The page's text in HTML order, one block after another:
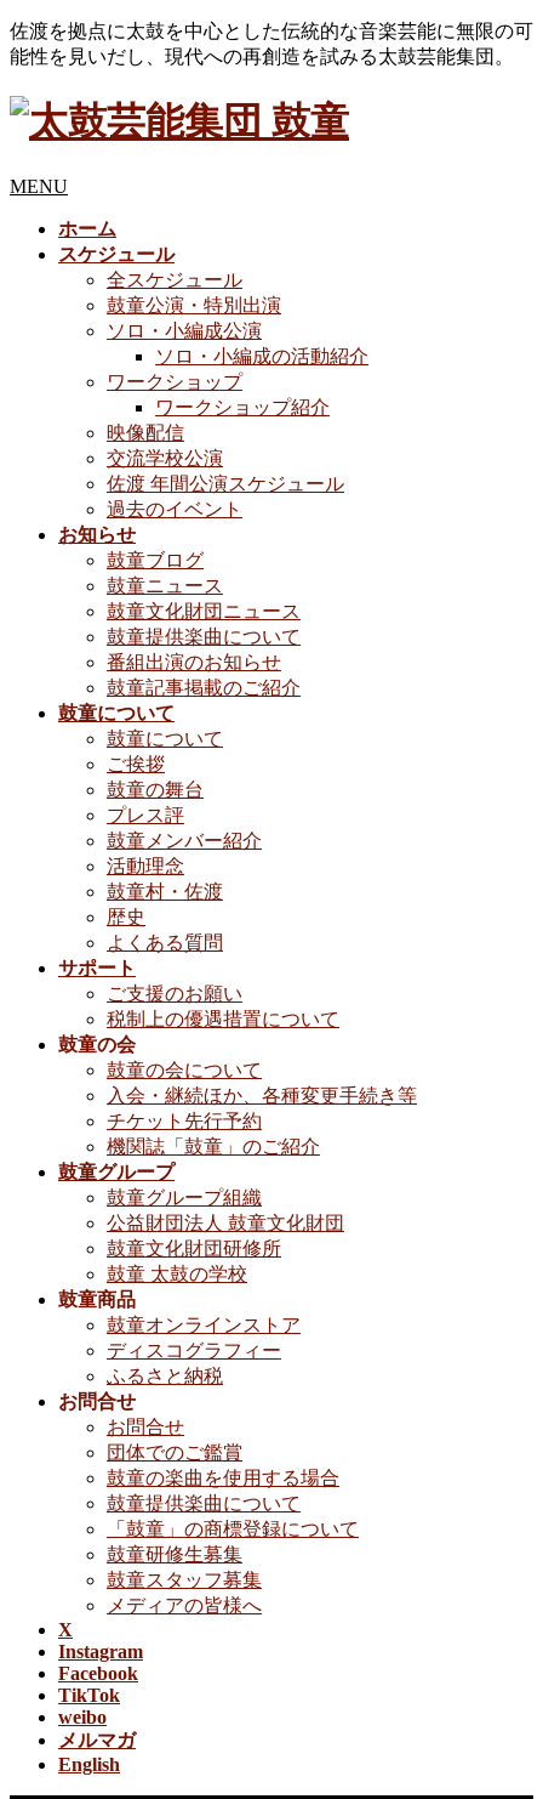
佐渡を拠点に太鼓を中心とした伝統的な音楽芸能に無限の可
能性を見いだし、現代への再創造を試みる太鼓芸能集団。
MENU
ホーム
スケジュール
全スケジュール
鼓童公演・特別出演
ソロ・小編成公演
ソロ・小編成の活動紹介
ワークショップ
ワークショップ紹介
映像配信
交流学校公演
佐渡 年間公演スケジュール
過去のイベント
お知らせ
鼓童ブログ
鼓童ニュース
鼓童文化財団ニュース
鼓童提供楽曲について
番組出演のお知らせ
鼓童記事掲載のご紹介
鼓童について
鼓童について
ご挨拶
鼓童の舞台
プレス評
鼓童メンバー紹介
活動理念
鼓童村・佐渡
歴史
よくある質問
サポート
ご支援のお願い
税制上の優遇措置について
鼓童の会
鼓童の会について
入会・継続ほか、各種変更手続き等
チケット先行予約
機関誌「鼓童」のご紹介
鼓童グループ
鼓童グループ組織
公益財団法人 鼓童文化財団
鼓童文化財団研修所
鼓童 太鼓の学校
鼓童商品
鼓童オンラインストア
ディスコグラフィー
ふるさと納税
お問合せ
お問合せ
団体でのご鑑賞
鼓童の楽曲を使用する場合
鼓童提供楽曲について
「鼓童」の商標登録について
鼓童研修生募集
鼓童スタッフ募集
メディアの皆様へ
X
Instagram
Facebook
TikTok
weibo
メルマガ
English